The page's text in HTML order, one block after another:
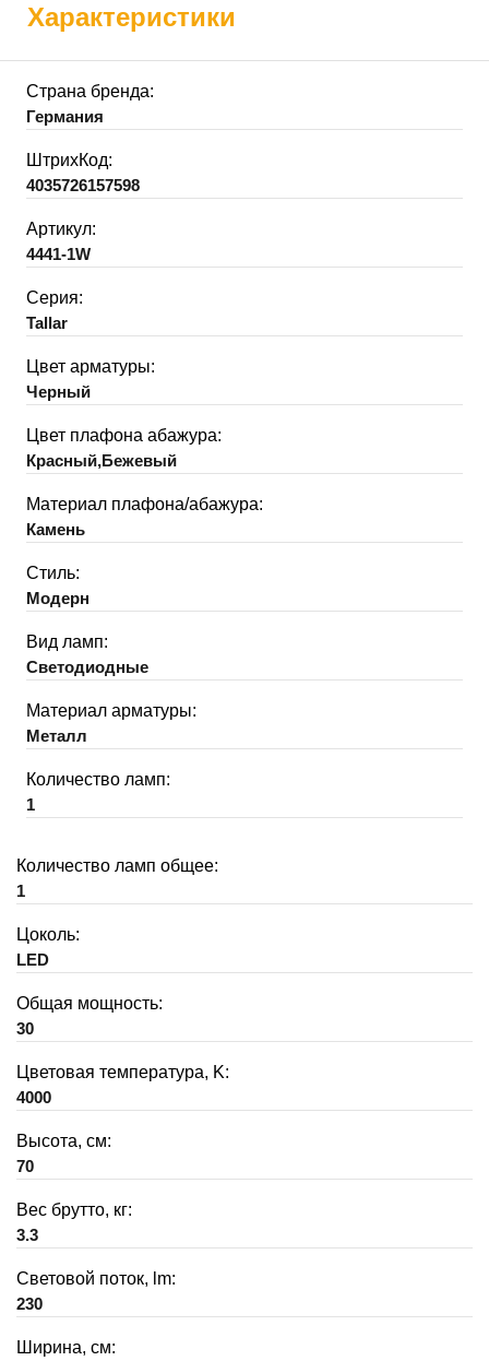
Характеристики
Страна бренда:
Германия
ШтрихКод:
4035726157598
Артикул:
4441-1W
Серия:
Tallar
Цвет арматуры:
Черный
Цвет плафона абажура:
Красный,Бежевый
Материал плафона/абажура:
Камень
Стиль:
Модерн
Вид ламп:
Светодиодные
Материал арматуры:
Металл
Количество ламп:
1
Количество ламп общее:
1
Цоколь:
LED
Общая мощность:
30
Цветовая температура, K:
4000
Высота, см:
70
Вес брутто, кг:
3.3
Световой поток, lm:
230
Ширина, см: